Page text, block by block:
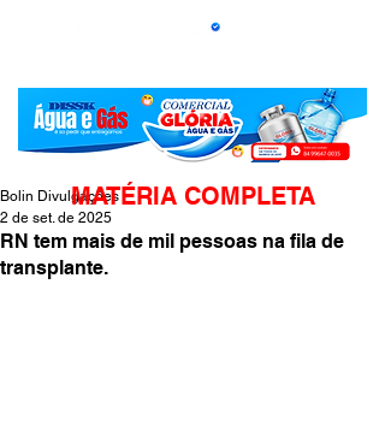
RN tem mais de mil pessoas na fila de
transplante.
Bolin Divulgações
2 de set. de 2025
MATÉRIA COMPLETA